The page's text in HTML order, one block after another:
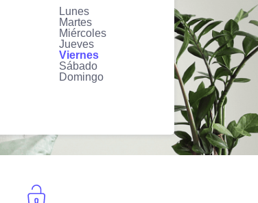
Lunes
Martes
Miércoles
Jueves
Viernes
Sábado
Domingo